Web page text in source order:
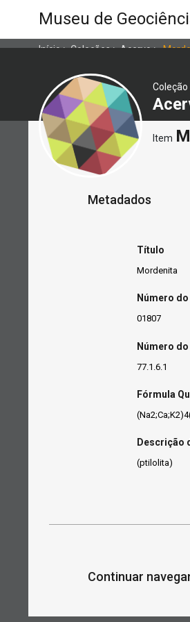
Museu de
Início>Coleções>Acervo>
Coleção
Item
Metadados
Título
Mordenita
Número
01807
Número do
77.1.6.1
Fórmula
Descrição
(ptilolita)
Continuar